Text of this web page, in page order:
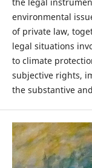
environmental
of private law,
legal situations
to climate
subjective rights,
the substantive